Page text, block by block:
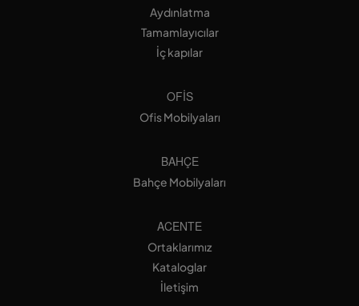
Aydınlatma
Tamamlayıcılar
İç kapılar
OFIS
Ofis Mobilyaları
BAHÇE
Bahçe Mobilyaları
ACENTE
Ortaklarımız
Kataloglar
İletişim